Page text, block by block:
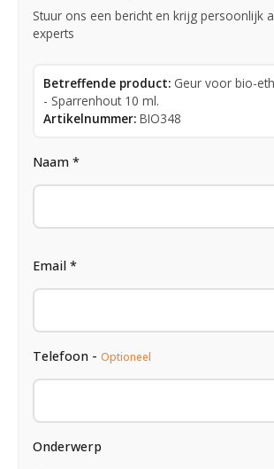
Stuur ons een bericht en krijg persoonlijk
experts
Betreffende product: Geur voor bio-
- Sparrenhout 10 ml.
Artikelnummer: BIO348
Naam *
Email *
Telefoon - Optioneel
Onderwerp